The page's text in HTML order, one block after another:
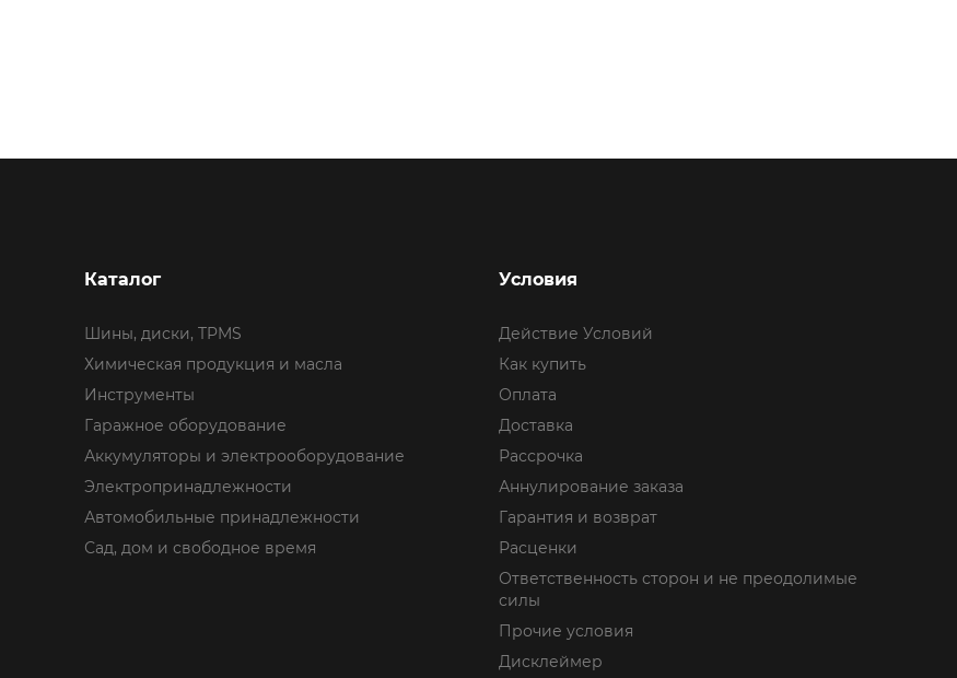
Каталог
Шины, диски, TPMS
Химическая продукция и масла
Инструменты
Гаражное оборудование
Аккумуляторы и электрооборудование
Электропринадлежности
Автомобильные принадлежности
Сад, дом и свободное время
Условия
Действие Условий
Как купить
Оплата
Доставка
Рассрочка
Аннулирование заказа
Гарантия и возврат
Расценки
Ответственность сторон и не преодолимые
силы
Прочие условия
Дисклеймер